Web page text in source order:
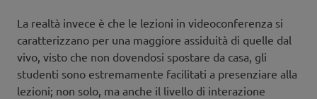
La realtà invece è che le lezioni in videoconferenza si
caratterizzano per una maggiore assiduità di quelle dal
vivo, visto che non dovendosi spostare da casa, gli
studenti sono estremamente facilitati a presenziare alla
lezioni; non solo, ma anche il livello di interazione